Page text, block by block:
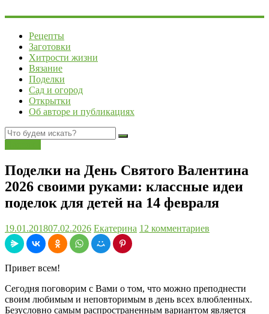
Рецепты
Заготовки
Хитрости жизни
Вязание
Поделки
Сад и огород
Открытки
Об авторе и публикациях
Поделки на День Святого Валентина
2026 своими руками: классные идеи
поделок для детей на 14 февраля
19.01.201807.02.2026 Екатерина 12 комментариев
Привет всем!
Сегодня поговорим с Вами о том, что можно преподнести
своим любимым и неповторимым в день всех влюбленных.
Безусловно самым распространенным вариантом является